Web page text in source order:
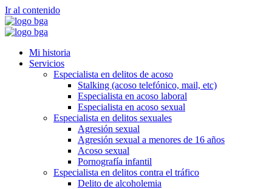
Ir al contenido
Mi historia
Servicios
Especialista en delitos de acoso
Stalking (acoso telefónico, mail, etc)
Especialista en acoso laboral
Especialista en acoso sexual
Especialista en delitos sexuales
Agresión sexual
Agresión sexual a menores de 16 años
Acoso sexual
Pornografía infantil
Especialista en delitos contra el tráfico
Delito de alcoholemia